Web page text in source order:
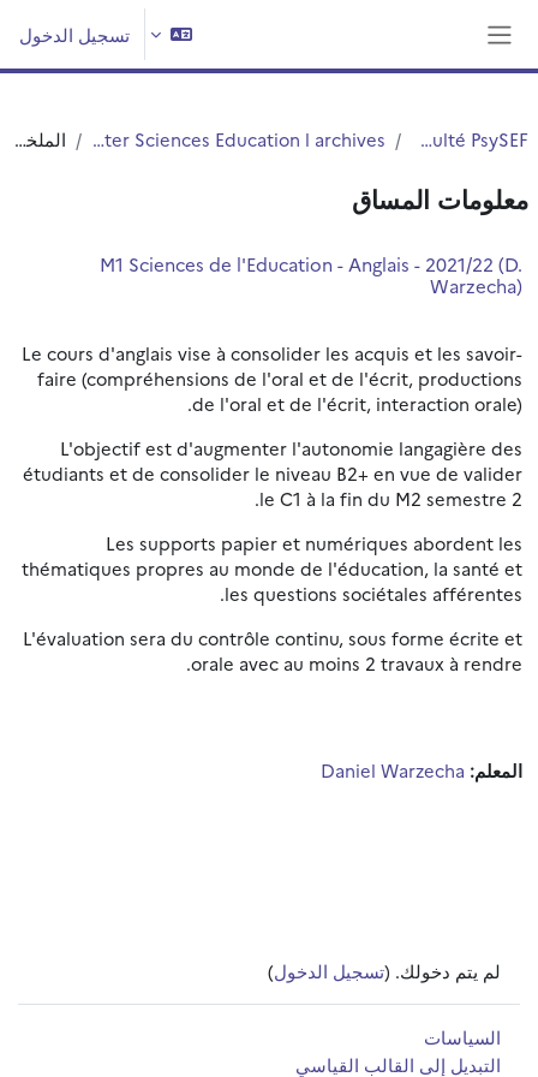
تسجيل الدخول
Faculté PsySEF
Master Sciences Education l archives الملخص
معلومات المساق
M1 Sciences de l'Education - Anglais - 2021/22 (D.
Warzecha)
Le cours d'anglais vise à consolider les acquis et les savoir-
faire (compréhensions de l'oral et de l'écrit, productions
de l'oral et de l'écrit, interaction orale).
L'objectif est d'augmenter l'autonomie langagière des
étudiants et de consolider le niveau B2+ en vue de valider
le C1 à la fin du M2 semestre 2.
Les supports papier et numériques abordent les
thématiques propres au monde de l'éducation, la santé et
les questions sociétales afférentes.
L'évaluation sera du contrôle continu, sous forme écrite et
orale avec au moins 2 travaux à rendre.
المعلم: Daniel Warzecha
لم يتم دخولك. (تسجيل الدخول)
السياسات
التبديل إلى القالب القياسي